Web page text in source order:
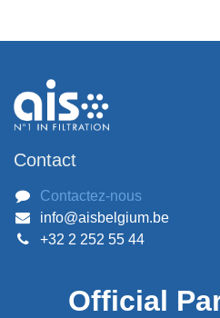
Contact
Contactez-nous
info@aisbelgium.be
+32 2 252 55 44
Official